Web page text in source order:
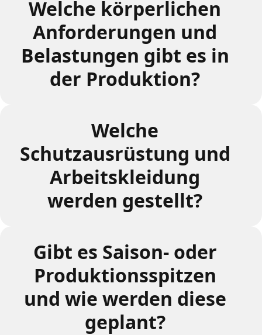
Welche körperlichen
Anforderungen und
Belastungen gibt es in
der Produktion?
Welche
Schutzausrüstung und
Arbeitskleidung
werden gestellt?
Gibt es Saison- oder
Produktionsspitzen
und wie werden diese
geplant?